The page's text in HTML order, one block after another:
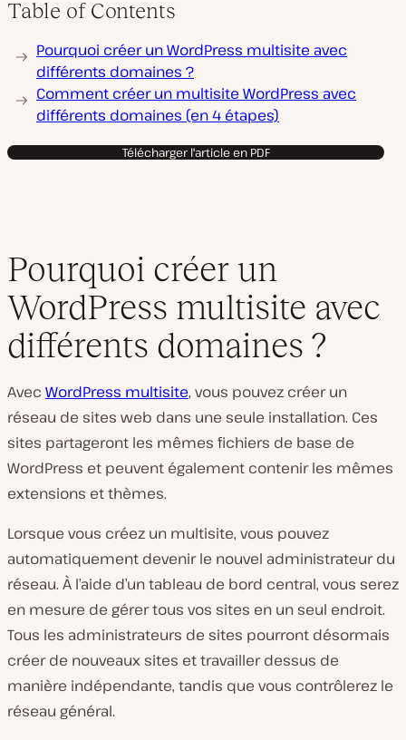
Table of Contents
Pourquoi créer un WordPress multisite avec
différents domaines ?
Comment créer un multisite WordPress avec
différents domaines (en 4 étapes)
Télécharger l'article en PDF
Pourquoi créer un
WordPress multisite avec
différents domaines ?
Avec WordPress multisite, vous pouvez créer un
réseau de sites web dans une seule installation. Ces
sites partageront les mêmes fichiers de base de
WordPress et peuvent également contenir les mêmes
extensions et thèmes.
Lorsque vous créez un multisite, vous pouvez
automatiquement devenir le nouvel administrateur du
réseau. À l’aide d’un tableau de bord central, vous serez
en mesure de gérer tous vos sites en un seul endroit.
Tous les administrateurs de sites pourront désormais
créer de nouveaux sites et travailler dessus de
manière indépendante, tandis que vous contrôlerez le
réseau général.